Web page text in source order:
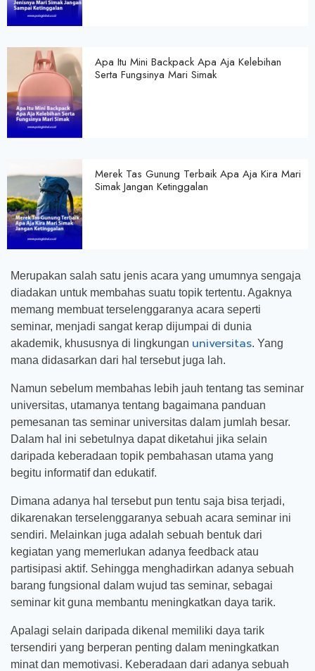
Apa Itu Mini Backpack Apa Aja Kelebihan
Serta Fungsinya Mari Simak
Merek Tas Gunung Terbaik Apa Aja Kira Mari
Simak Jangan Ketinggalan
Merupakan salah satu jenis acara yang umumnya sengaja
diadakan untuk membahas suatu topik tertentu. Agaknya
memang membuat terselenggaranya acara seperti
seminar, menjadi sangat kerap dijumpai di dunia
akademik, khususnya di lingkungan universitas. Yang
mana didasarkan dari hal tersebut juga lah.
Namun sebelum membahas lebih jauh tentang tas seminar
universitas, utamanya tentang bagaimana panduan
pemesanan tas seminar universitas dalam jumlah besar.
Dalam hal ini sebetulnya dapat diketahui jika selain
daripada keberadaan topik pembahasan utama yang
begitu informatif dan edukatif.
Dimana adanya hal tersebut pun tentu saja bisa terjadi,
dikarenakan terselenggaranya sebuah acara seminar ini
sendiri. Melainkan juga adalah sebuah bentuk dari
kegiatan yang memerlukan adanya feedback atau
partisipasi aktif. Sehingga menghadirkan adanya sebuah
barang fungsional dalam wujud tas seminar, sebagai
seminar kit guna membantu meningkatkan daya tarik.
Apalagi selain daripada dikenal memiliki daya tarik
tersendiri yang berperan penting dalam meningkatkan
minat dan memotivasi. Keberadaan dari adanya sebuah